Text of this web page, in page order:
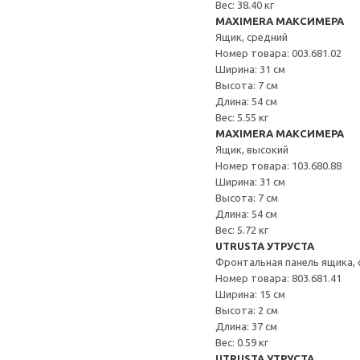
Вес: 38.40 кг
MAXIMERA МАКСИМЕРА
Ящик, средний
Номер товара: 003.681.02
Ширина: 31 см
Высота: 7 см
Длина: 54 см
Вес: 5.55 кг
MAXIMERA МАКСИМЕРА
Ящик, высокий
Номер товара: 103.680.88
Ширина: 31 см
Высота: 7 см
Длина: 54 см
Вес: 5.72 кг
UTRUSTA УТРУСТА
Фронтальная панель ящика,
Номер товара: 803.681.41
Ширина: 15 см
Высота: 2 см
Длина: 37 см
Вес: 0.59 кг